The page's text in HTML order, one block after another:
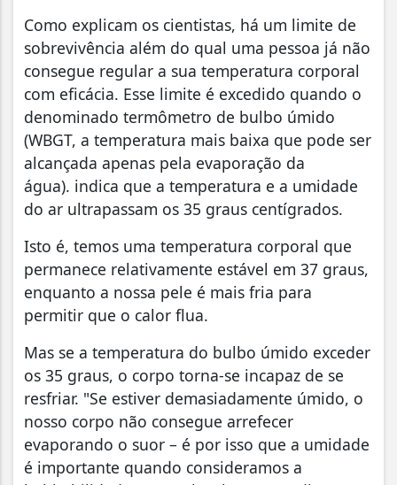
Como explicam os cientistas, há um limite de
sobrevivência além do qual uma pessoa já não
consegue regular a sua temperatura corporal
com eficácia. Esse limite é excedido quando o
denominado termômetro de bulbo úmido
(WBGT, a temperatura mais baixa que pode ser
alcançada apenas pela evaporação da
água). indica que a temperatura e a umidade
do ar ultrapassam os 35 graus centígrados.
Isto é, temos uma temperatura corporal que
permanece relativamente estável em 37 graus,
enquanto a nossa pele é mais fria para
permitir que o calor flua.
Mas se a temperatura do bulbo úmido exceder
os 35 graus, o corpo torna-se incapaz de se
resfriar. "Se estiver demasiadamente úmido, o
nosso corpo não consegue arrefecer
evaporando o suor – é por isso que a umidade
é importante quando consideramos a